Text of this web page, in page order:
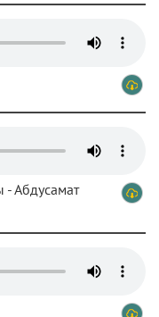
- Абдусамат